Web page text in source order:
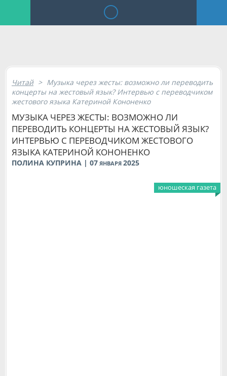
Читай > Музыка через жесты: возможно ли переводить
концерты на жестовый язык? Интервью с переводчиком
жестового языка Катериной Кононенко
МУЗЫКА ЧЕРЕЗ ЖЕСТЫ: ВОЗМОЖНО ЛИ
ПЕРЕВОДИТЬ КОНЦЕРТЫ НА ЖЕСТОВЫЙ ЯЗЫК?
ИНТЕРВЬЮ С ПЕРЕВОДЧИКОМ ЖЕСТОВОГО
ЯЗЫКА КАТЕРИНОЙ КОНОНЕНКО
ПОЛИНА КУПРИНА | 07 ЯНВАРЯ 2025
юношеская газета